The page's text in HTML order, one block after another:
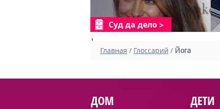
Суд да дело
1
Главная / Глоссарий / Йога
ДОМ ДЕТИ